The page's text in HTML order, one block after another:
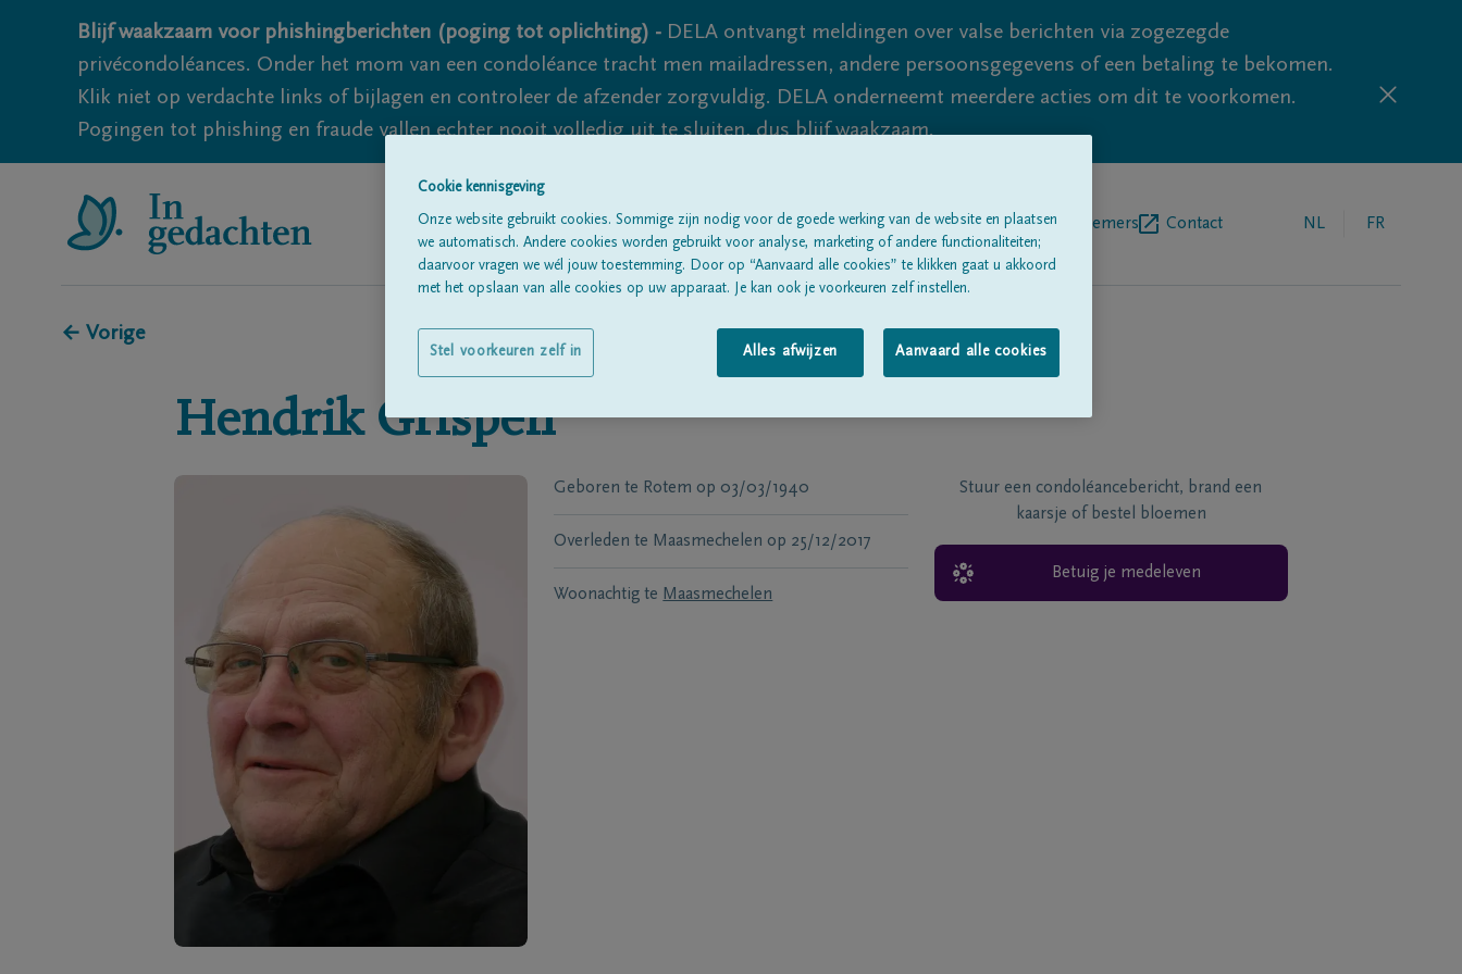
Blijf waakzaam voor phishingberichten (poging tot oplichting) - DELA ontvangt meldingen over valse berichten via zogezegde
privécondoléances. Onder het mom van een condoléance tracht men mailadressen, andere persoonsgegevens of een betaling te bekomen.
Klik niet op verdachte links of bijlagen en controleer de afzender zorgvuldig. DELA onderneemt meerdere acties om dit te voorkomen.
Pogingen tot phishing en fraude vallen echter nooit volledig uit te sluiten, dus blijf waakzaam.
Alle rouwberichtenOver onsBegrafenisondernemers Contact NL FR
← Vorige
Hendrik Grispen
Geboren te Rotem op 03/03/1940
Overleden te Maasmechelen op 25/12/2017
Woonachtig te Maasmechelen
Stuur een condoléancebericht, brand een
kaarsje of bestel bloemen
Betuig je medeleven
Cookie kennisgeving
Onze website gebruikt cookies. Sommige zijn nodig voor de goede werking van de website en plaatsen
we automatisch. Andere cookies worden gebruikt voor analyse, marketing of andere functionaliteiten;
daarvoor vragen we wél jouw toestemming. Door op “Aanvaard alle cookies” te klikken gaat u akkoord
met het opslaan van alle cookies op uw apparaat. Je kan ook je voorkeuren zelf instellen.
Alles afwijzen Aanvaard alle cookies
Stel voorkeuren zelf in